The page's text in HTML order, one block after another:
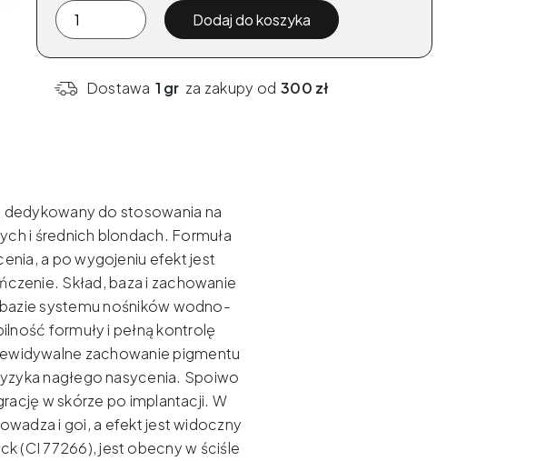
ilość
The
Pigment
-
Dodaj do koszyka
Dostawa 1 gr za zakupy od 300 zł
do stosowania na
i średnich blondach. Formuła
a po wygojeniu efekt jest
Skład, baza i zachowanie
systemu nośników wodno-
formuły i pełną kontrolę
zachowanie pigmentu
nagłego nasycenia. Spoiwo
w skórze po implantacji. W
i goi, a efekt jest widoczny
(CI 77266), jest obecny w ściśle